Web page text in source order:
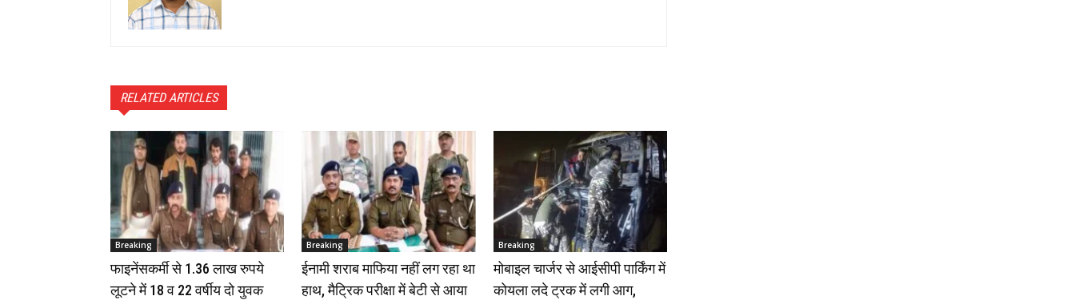
RELATED ARTICLES
Breaking
फाइनेंसकर्मी से 1.36 लाख रुपये
लूटने में 18 व 22 वर्षीय दो युवक
Breaking
ईनामी शराब माफिया नहीं लग रहा था
हाथ, मैट्रिक परीक्षा में बेटी से आया
Breaking
मोबाइल चार्जर से आईसीपी पार्किंग में
कोयला लदे ट्रक में लगी आग,